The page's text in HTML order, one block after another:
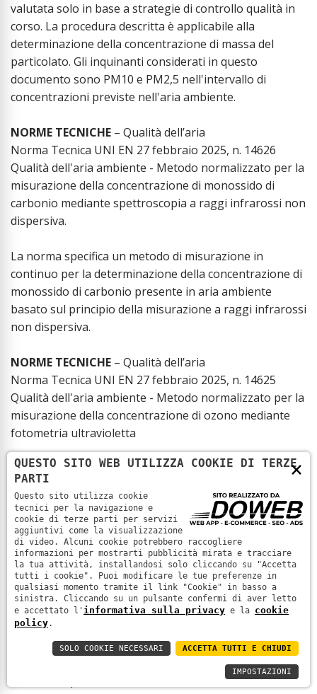
valutata solo in base a strategie di controllo qualità in
corso. La procedura descritta è applicabile alla
determinazione della concentrazione di massa del
particolato. Gli inquinanti considerati in questo
documento sono PM10 e PM2,5 nell'intervallo di
concentrazioni previste nell'aria ambiente.
NORME TECNICHE – Qualità dell’aria
Norma Tecnica UNI EN 27 febbraio 2025, n. 14626
Qualità dell'aria ambiente - Metodo normalizzato per la
misurazione della concentrazione di monossido di
carbonio mediante spettroscopia a raggi infrarossi non
dispersiva.
La norma specifica un metodo di misurazione in
continuo per la determinazione della concentrazione di
monossido di carbonio presente in aria ambiente
basato sul principio della misurazione a raggi infrarossi
non dispersiva.
NORME TECNICHE – Qualità dell’aria
Norma Tecnica UNI EN 27 febbraio 2025, n. 14625
Qualità dell'aria ambiente - Metodo normalizzato per la
misurazione della concentrazione di ozono mediante
fotometria ultravioletta
La norma specifica un metodo di misurazione in
continuo per la determinazione della concentrazione di
ozono presente in aria ambiente basato sul principio
della misurazione fotometrica ultravioletta.
NORME TECNICHE– Qualità dell’aria
Norma Tecnica UNI EN 27 febbraio 2025, n. 14212
Qualità dell'aria ambiente - Metodo normalizzato per la
misurazione della concentrazione di diossido di zolfo
mediante fluorescenza ultravioletta.
La norma specifica un metodo di misurazione in
×
QUESTO SITO WEB UTILIZZA COOKIE DI TERZE
PARTI
Questo sito utilizza cookie
tecnici per la navigazione e
cookie di terze parti per servizi
aggiuntivi come la visualizzazione
di video. Alcuni cookie potrebbero raccogliere
informazioni per mostrarti pubblicità mirata e tracciare
la tua attività, installandosi solo cliccando su "Accetta
tutti i cookie". Puoi modificare le tue preferenze in
qualsiasi momento tramite il link "Cookie" in basso a
sinistra. Cliccando su un pulsante confermi di aver letto
e accettato l' informativa sulla privacy e la cookie
policy.
ACCETTA TUTTI E CHIUDI
SOLO COOKIE NECESSARI
IMPOSTAZIONI